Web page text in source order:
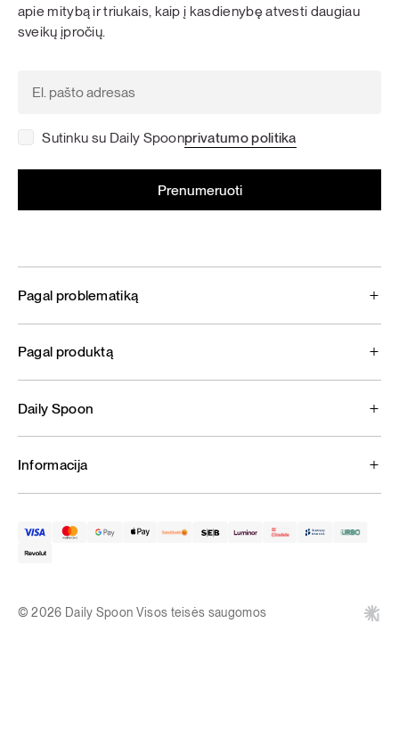
apie mitybą ir triukais, kaip į kasdienybę atvesti daugiau
sveikų įpročių.
Sutinku su Daily Spoonprivatumo politika
Pagal problematiką
Pagal produktą
Daily Spoon
Informacija
© 2026 Daily Spoon Visos teisės saugomos